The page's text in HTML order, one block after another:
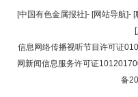
[中国有色金属报社]- [网站导航]- [
信息网络传播视听节目许可证
网新闻信息服务许可证
备